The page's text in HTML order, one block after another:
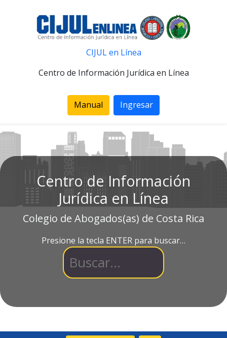
CIJUL en Línea
Centro de Información Jurídica en Línea
Manual Ingresar
Centro de Información
Jurídica en Línea
Colegio de Abogados(as) de Costa Rica
Presione la tecla ENTER para buscar…